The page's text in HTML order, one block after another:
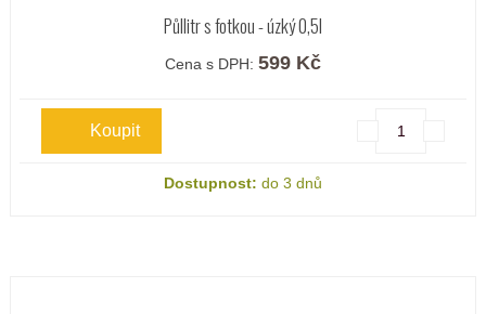
Půllitr s fotkou - úzký 0,5l
Cena s DPH: 599 Kč
Dostupnost: do 3 dnů